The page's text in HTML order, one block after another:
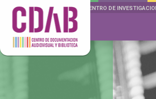
DOCUMENTA DRAMÁTICAS CENTRO DE